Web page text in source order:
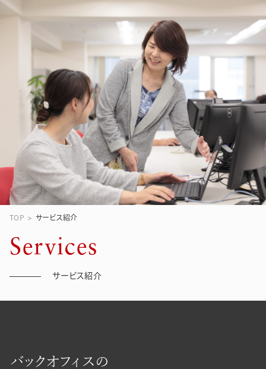
TOP サービス紹介
Services
サービス紹介
Introduction
バッ ク オフィ ス の